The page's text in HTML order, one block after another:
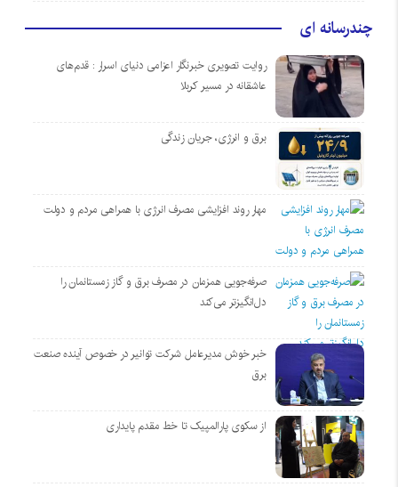
چندرسانه ای
روایت تصویری خبرنگار اعزامی دنیای اسرار : قدم‌های
عاشقانه در مسیر کربلا
برق و انرژی، جریان زندگی
مهار روند افزایشی مصرف انرژی با همراهی مردم و دولت
صرفه‌جویی همزمان در مصرف برق و گاز زمستانمان را
دل‌انگیزتر می‌کند
خبر خوش مدیرعامل شرکت توانیر در خصوص آینده صنعت
برق
از سکوی پارالمپیک تا خط مقدم پایداری